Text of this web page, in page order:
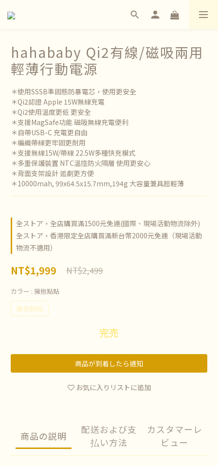
hahababy Qi2有線/磁吸兩用
輕薄行動電源
＊使用SSSB準固態防暴電芯，使用更安全
＊Qi2認證 Apple 15W無線充電
＊Qi2使用溫度更低 更安全
＊支援MagSafe功能 磁吸無線充電便利
＊自帶USB-C 充電更自由
＊編織帶線更牢固更耐用
＊支援無線15W/帶線 22.5W多種快充模式
＊多重保護裝置 NTC溫控防火隔層 使用更安心
＊背面支架設計 追劇更方便
＊10000mah, 99x64.5x15.7mm,194g 大容量兼具超輕薄
全ストア，全店購買滿1500元免運(國際、現場活動物流除外)
全ストア，香港限定全店購買滿新台幣2000元免運（現場活動
物流不適用）
NT$1,999 NT$2,499
カラー : 擁抱點點
擁抱點點
完売
商品が到着したら通知
お気に入りリストに追加
商品の説明
配送および支
払い方法
カスタマーレ
ビュー